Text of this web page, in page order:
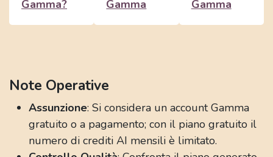
Gamma?
Gamma
Gamma
Note Operative
Assunzione: Si considera un account Gamma
gratuito o a pagamento; con il piano gratuito il
numero di crediti AI mensili è limitato.